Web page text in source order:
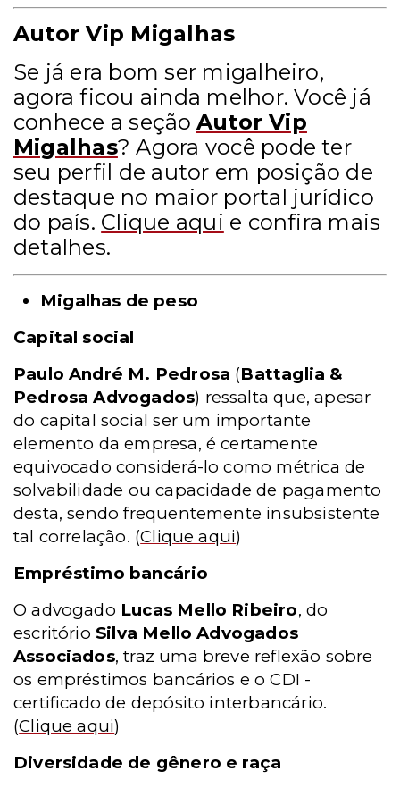
Autor Vip Migalhas
Se já era bom ser migalheiro,
agora ficou ainda melhor. Você já
conhece a seção Autor Vip
Migalhas? Agora você pode ter
seu perfil de autor em posição de
destaque no maior portal jurídico
do país. Clique aqui e confira mais
detalhes.
Migalhas de peso
Capital social
Paulo André M. Pedrosa (Battaglia &
Pedrosa Advogados) ressalta que, apesar
do capital social ser um importante
elemento da empresa, é certamente
equivocado considerá-lo como métrica de
solvabilidade ou capacidade de pagamento
desta, sendo frequentemente insubsistente
tal correlação. (Clique aqui)
Empréstimo bancário
O advogado Lucas Mello Ribeiro, do
escritórioSilva Mello Advogados
Associados, traz uma breve reflexão sobre
os empréstimos bancários e o CDI -
certificado de depósito interbancário.
(Clique aqui)
Diversidade de gênero e raça